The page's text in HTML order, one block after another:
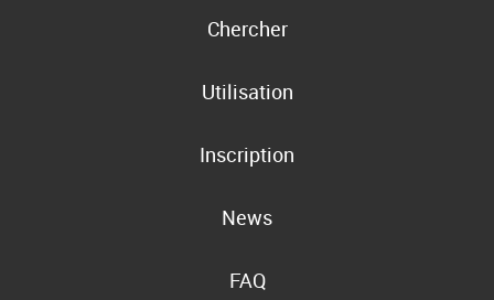
Chercher
Utilisation
Inscription
News
FAQ